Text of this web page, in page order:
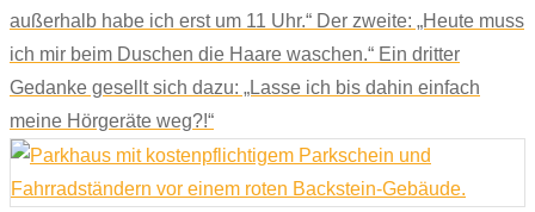
außerhalb habe ich erst um 11 Uhr.“ Der zweite: „Heute muss
ich mir beim Duschen die Haare waschen.“ Ein dritter
Gedanke gesellt sich dazu: „Lasse ich bis dahin einfach
meine Hörgeräte weg?!“